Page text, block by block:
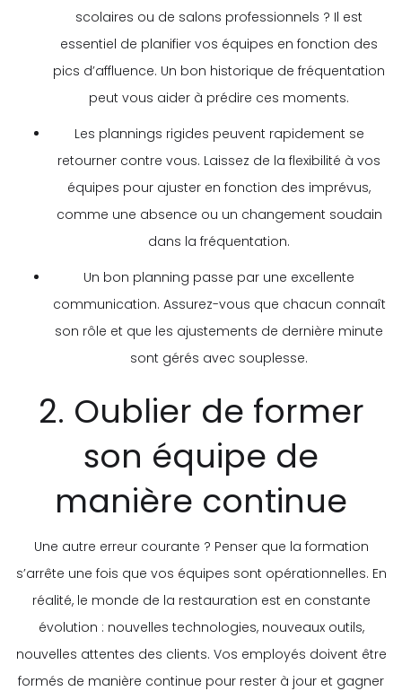
scolaires ou de salons professionnels ? Il est
essentiel de planifier vos équipes en fonction des
pics d’affluence. Un bon historique de fréquentation
peut vous aider à prédire ces moments.
Les plannings rigides peuvent rapidement se
retourner contre vous. Laissez de la flexibilité à vos
équipes pour ajuster en fonction des imprévus,
comme une absence ou un changement soudain
dans la fréquentation.
Un bon planning passe par une excellente
communication. Assurez-vous que chacun connaît
son rôle et que les ajustements de dernière minute
sont gérés avec souplesse.
2. Oublier de former
son équipe de
manière continue
Une autre erreur courante ? Penser que la formation
s’arrête une fois que vos équipes sont opérationnelles. En
réalité, le monde de la restauration est en constante
évolution : nouvelles technologies, nouveaux outils,
nouvelles attentes des clients. Vos employés doivent être
formés de manière continue pour rester à jour et gagner